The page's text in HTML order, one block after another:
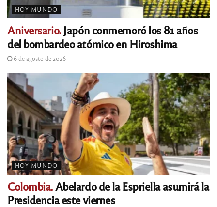
HOY MUNDO
Aniversario.Japón conmemoró los 81 años
del bombardeo atómico en Hiroshima
6 de agosto de 2026
HOY MUNDO
Colombia.Abelardo de la Espriella asumirá la
Presidencia este viernes